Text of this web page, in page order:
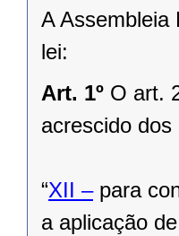
A Assembleia
lei:
Art. 1º O art.
acrescido
“XII –para
a aplicação